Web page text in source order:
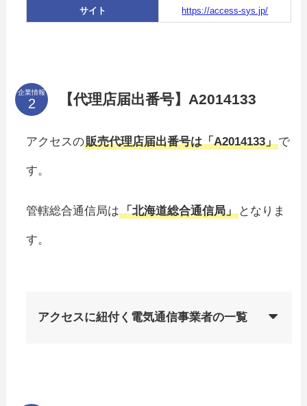
サイト https://access-sys.jp/
企業情報 【代理店届出番号】A2014133
アクセスの販売代理店届出番号は「A2014133」で
す。
管轄総合通信局は「北海道総合通信局」 となりま
す。
アクセスに紐付く電気通信事業者の一覧